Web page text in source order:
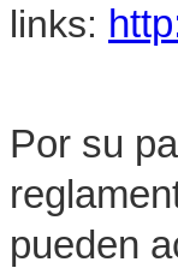
links:
Por su
pueden